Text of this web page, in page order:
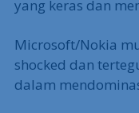
yang keras dan
Microsoft/Nokia
shocked dan
dalam